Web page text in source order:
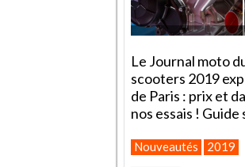
Le Journal moto
scooters 2019
de Paris : prix et
nos essais !
Nouveautés 2019